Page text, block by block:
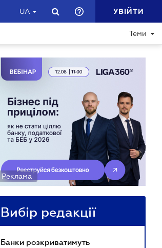
UA УВІЙТИ
Теми
Реклама
Вибір редакції
Банки розкриватимуть